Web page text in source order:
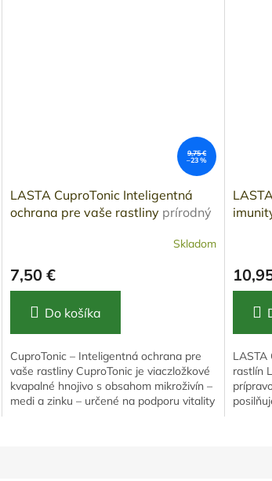
9,75 €
–23 %
LASTA CuproTonic Inteligentná
ochrana pre vaše rastliny prírodný
Skladom
7,50 €
Do košíka
CuproTonic – Inteligentná ochrana pre
vaše rastliny CuproTonic je viaczložkové
kvapalné hnojivo s obsahom mikroživín –
medi a zinku – určené na podporu vitality
rastlín